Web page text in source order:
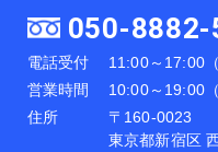
050-8882-
電話受付
11:00～17:00
営業時間
10:00～19:00
住所
〒160-0023
東京都新宿区